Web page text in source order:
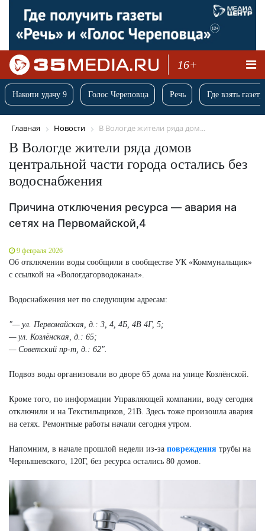
16+
Накопи удачу 9 Голос Череповца Речь Где взять
Главная Новости В Вологде жители ряда дом...
В Вологде жители ряда домов
центральной части города остались без
водоснабжения
Причина отключения ресурса — авария на
сетях на Первомайской,4
9 февраля 2026
Об отключении воды сообщили в сообществе УК «Коммунальщик»
с ссылкой на «Вологдагорводоканал».
Водоснабжения нет по следующим адресам:
"— ул. Первомайская, д.: 3, 4, 4Б, 4В 4Г, 5;
— ул. Козлёнская, д.: 65;
— Советский пр-т, д.: 62".
Подвоз воды организовали во дворе 65 дома на улице Козлёнской.
Кроме того, по информации Управляющей компании, воду сегодня
отключили и на Текстильщиков, 21В. Здесь тоже произошла авария
на сетях. Ремонтные работы начали сегодня утром.
Напомним, в начале прошлой недели из-за повреждения трубы на
Чернышевского, 120Г, без ресурса остались 80 домов.